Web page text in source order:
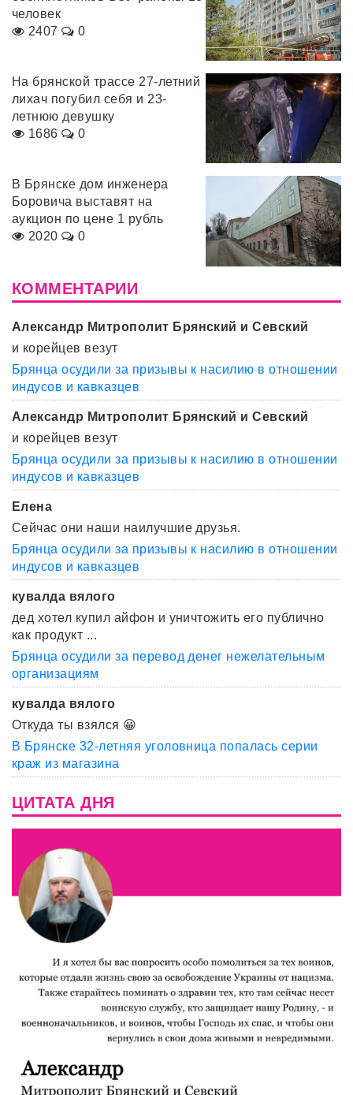
человек
2407
0
На брянской трассе 27-летний
лихач погубил себя и 23-
летнюю девушку
1686
0
В Брянске дом инженера
Боровича выставят на
аукцион по цене 1 рубль
2020
0
КОММЕНТАРИИ
Александр Митрополит Брянский и Севский
и корейцев везут
Брянца осудили за призывы к насилию в отношении
индусов и кавказцев
Александр Митрополит Брянский и Севский
и корейцев везут
Брянца осудили за призывы к насилию в отношении
индусов и кавказцев
Елена
Сейчас они наши наилучшие друзья.
Брянца осудили за призывы к насилию в отношении
индусов и кавказцев
кувалда вялого
дед хотел купил айфон и уничтожить его публично
как продукт ...
Брянца осудили за перевод денег нежелательным
организациям
кувалда вялого
Откуда ты взялся 😀
В Брянске 32-летняя уголовница попалась серии
краж из магазина
ЦИТАТА ДНЯ